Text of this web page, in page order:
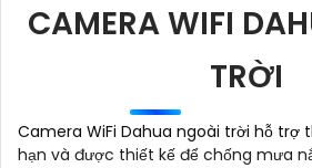
CAMERA WIFI
TRỜI
Camera WiFi Dahua ngoài trời hỗ trợ
hạn và được thiết kế để chống mưa